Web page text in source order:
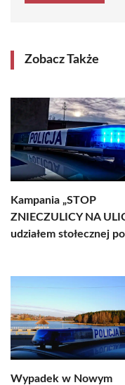
Zobacz Także
Kampania „STOP
ZNIECZULICY NA
udziałem stołecznej
Wypadek w Nowym